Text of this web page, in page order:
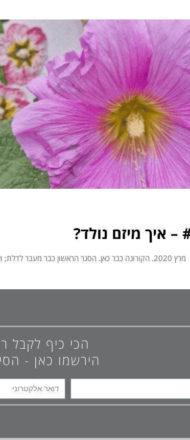
הכי כיף לקבל
הירשמו כאן -